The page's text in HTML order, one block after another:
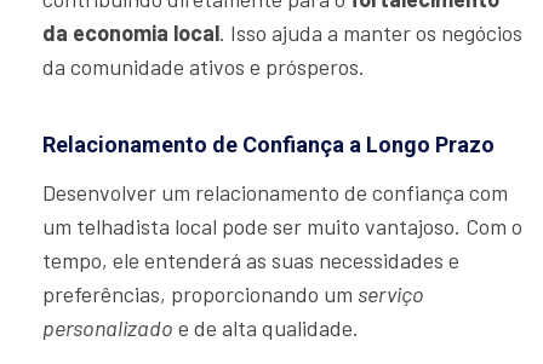
da economia local. Isso ajuda a manter os negócios
da comunidade ativos e prósperos.
Relacionamento de Confiança a Longo Prazo
Desenvolver um relacionamento de confiança com
um telhadista local pode ser muito vantajoso. Com o
tempo, ele entenderá as suas necessidades e
preferências, proporcionando um serviço
personalizado e de alta qualidade.